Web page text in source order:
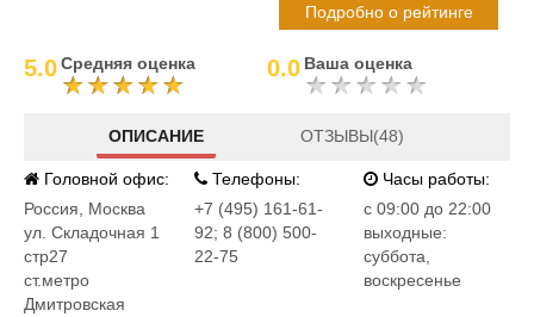
Подробно о рейтинге
5.0Средняя оценка 0.0 Ваша оценка
ОПИСАНИЕ ОТЗЫВЫ(48)
Головной офис:
Россия
Москва
ул. Складочная 1
стр27
ст.метро
Дмитровская
Телефоны:
+7 (495) 161-61-
92; 8 (800) 500-
22-75
Часы работы:
c 09:00 до 22:00
выходные:
суббота,
воскресенье